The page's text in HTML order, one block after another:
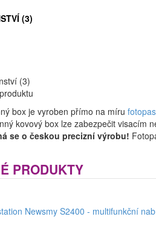
(3)
(3)
box je vyroben přímo na míru
kovový box lze zabezpečit visacím
se o českou precizní výrobu!
PRODUKTY